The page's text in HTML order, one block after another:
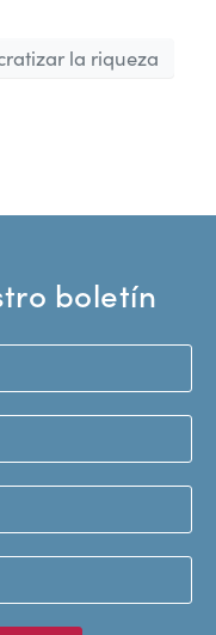
la riqueza
boletín